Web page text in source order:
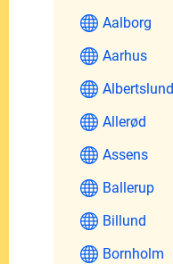
Aalborg
Aarhus
Albertslund
Allerød
Assens
Ballerup
Billund
Bornholm